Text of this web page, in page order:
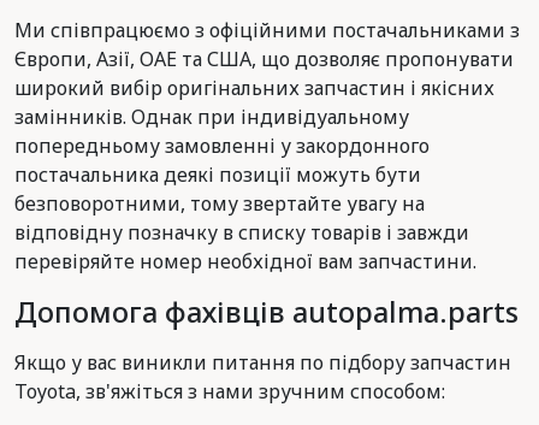
Ми співпрацюємо з офіційними постачальниками з
Європи, Азії, ОАЕ та США, що дозволяє пропонувати
широкий вибір оригінальних запчастин і якісних
замінників. Однак при індивідуальному
попередньому замовленні у закордонного
постачальника деякі позиції можуть бути
безповоротними, тому звертайте увагу на
відповідну позначку в списку товарів і завжди
перевіряйте номер необхідної вам запчастини.
Допомога фахівців autopalma.parts
Якщо у вас виникли питання по підбору запчастин
Toyota, зв'яжіться з нами зручним способом: